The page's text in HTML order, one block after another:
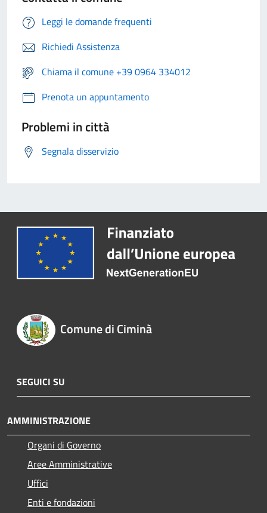
Leggi le domande frequenti
Richiedi Assistenza
Chiama il comune +39 0964 334012
Prenota un appuntamento
Problemi in città
Segnala disservizio
Comune di Ciminà
SEGUICI SU
AMMINISTRAZIONE
Organi di Governo
Aree Amministrative
Uffici
Enti e fondazioni